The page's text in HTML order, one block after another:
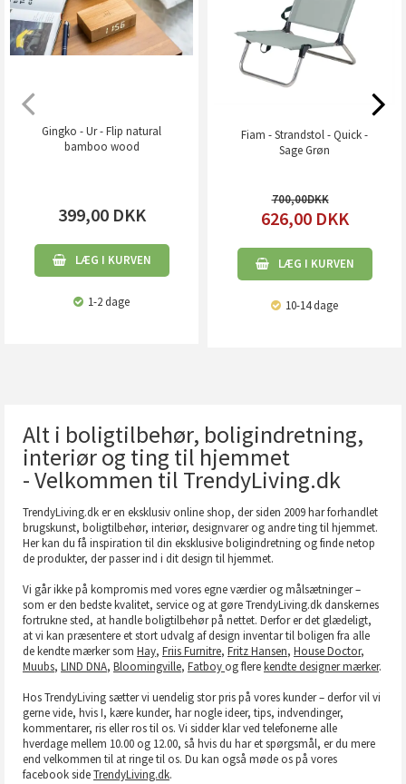
Gingko - Ur - Flip natural
bamboo wood
399,00 DKK
LÆG I KURVEN
1-2 dage
Fiam - Strandstol - Quick -
Sage Grøn
700,00
626,00 DKK
LÆG I KURVEN
10-14 dage
Alt i boligtilbehør, boligindretning,
interiør og ting til hjemmet
- Velkommen til TrendyLiving.dk
TrendyLiving.dk er en eksklusiv online shop, der siden 2009 har forhandlet
brugskunst, boligtilbehør, interiør, designvarer og andre ting til hjemmet.
Her kan du få inspiration til din eksklusive boligindretning og finde netop
de produkter, der passer ind i dit design til hjemmet.
Vi går ikke på kompromis med vores egne værdier og målsætninger –
som er den bedste kvalitet, service og at gøre TrendyLiving.dk danskernes
fortrukne sted, at handle boligtilbehør på nettet. Derfor er det glædeligt,
at vi kan præsentere et stort udvalg af design inventar til boligen fra alle
de kendte mærker som Hay, Friis Furnitre, Fritz Hansen, House Doctor,
Muubs, LIND DNA, Bloomingville, Fatboy og flerekendte designer mærker.
Hos TrendyLiving sætter vi uendelig stor pris på vores kunder – derfor vil vi
gerne vide, hvis I, kære kunder, har nogle ideer, tips, indvendinger,
kommentarer, ris eller ros til os. Vi sidder klar ved telefonerne alle
hverdage mellem 10.00 og 12.00, så hvis du har et spørgsmål, er du mere
end velkommen til at ringe til os. Du kan også møde os på vores
facebook sideTrendyLiving.dk.